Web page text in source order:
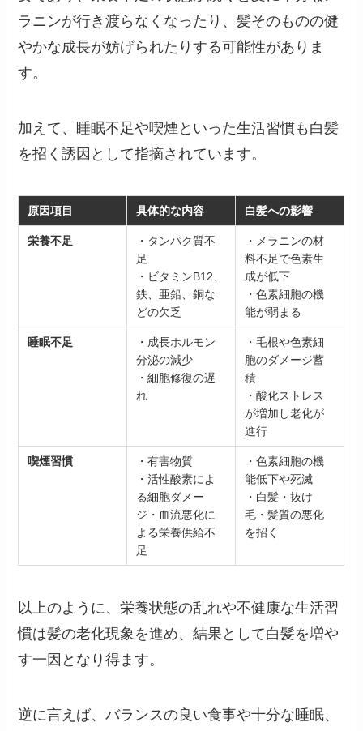
ラニンが行き渡らなくなったり、髪そのものの健
やかな成長が妨げられたりする可能性がありま
す。
加えて、睡眠不足や喫煙といった生活習慣も白髪
を招く誘因として指摘されています。
原因項目 具体的な内容 白髪への影響
栄養不足
・タンパク質不
足
・ビタミンB12、
鉄、亜鉛、銅な
どの欠乏
・メラニンの材
料不足で色素生
成が低下
・色素細胞の機
能が弱まる
睡眠不足
・成長ホルモン
分泌の減少
・細胞修復の遅
れ
・毛根や色素細
胞のダメージ蓄
積
・酸化ストレス
が増加し老化が
進行
喫煙習慣
・有害物質
・活性酸素によ
る細胞ダメー
ジ・血流悪化に
よる栄養供給不
足
・色素細胞の機
能低下や死滅
・白髪・抜け
毛・髪質の悪化
を招く
以上のように、栄養状態の乱れや不健康な生活習
慣は髪の老化現象を進め、結果として白髪を増や
す一因となり得ます。
逆に言えば、バランスの良い食事や十分な睡眠、